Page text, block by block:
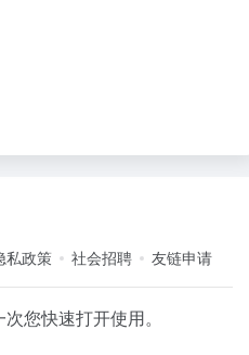
私政策 社会招聘 友链申请
您快速打开使用。